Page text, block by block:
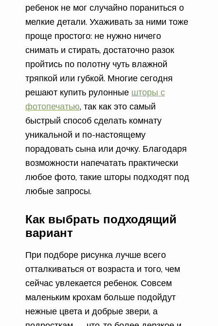
ребенок не мог случайно пораниться о
мелкие детали. Ухаживать за ними тоже
проще простого: не нужно ничего
снимать и стирать, достаточно разок
пройтись по полотну чуть влажной
тряпкой или губкой. Многие сегодня
решают купить рулонные шторы с
фотопечатью, так как это самый
быстрый способ сделать комнату
уникальной и по-настоящему
порадовать сына или дочку. Благодаря
возможности напечатать практически
любое фото, такие шторы подходят под
любые запросы.
Как выбрать подходящий
вариант
При подборе рисунка лучше всего
отталкиваться от возраста и того, чем
сейчас увлекается ребенок. Совсем
маленьким крохам больше подойдут
нежные цвета и добрые звери, а